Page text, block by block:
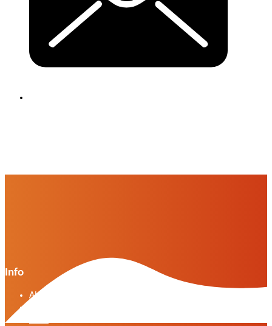
Info
Algemene voorwaarden VWG versie april 2025